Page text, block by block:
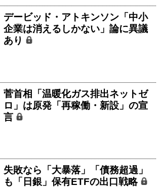
デービッド・アトキンソン「中小
企業は消えるしかない」論に異議
あり
菅首相「温暖化ガス排出ネットゼ
ロ」は原発「再稼働・新設」の宣
言
失敗なら「大暴落」「債務超過」
も「日銀」保有ETFの出口戦略